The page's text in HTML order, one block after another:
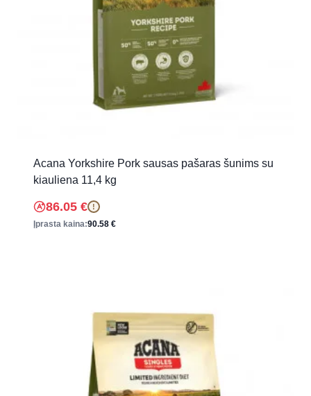
Acana Yorkshire Pork sausas pašaras šunims su
kiauliena 11,4 kg
86.05 € !
Įprasta kaina:90.58 €